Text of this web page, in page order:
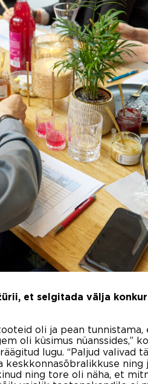
et selgitada välja
oli ja pean
oli küsimus nüanssides,”
lugu. “Paljud valivad
ning tore oli näha, et